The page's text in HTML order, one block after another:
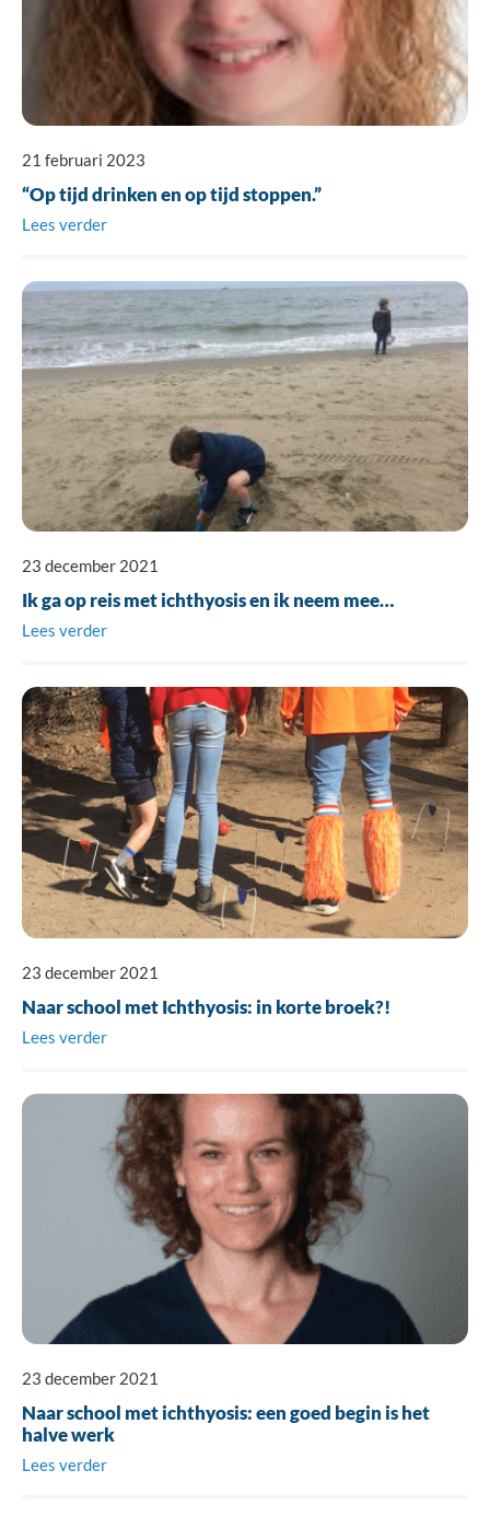
21 februari 2023
“Op tijd drinken en op tijd stoppen.”
Lees verder
23 december 2021
Ik ga op reis met ichthyosis en ik neem mee…
Lees verder
23 december 2021
Naar school met Ichthyosis: in korte broek?!
Lees verder
23 december 2021
Naar school met ichthyosis: een goed begin is het
halve werk
Lees verder